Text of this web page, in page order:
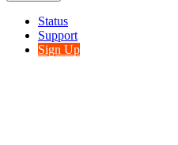
Status
Support
Sign Up